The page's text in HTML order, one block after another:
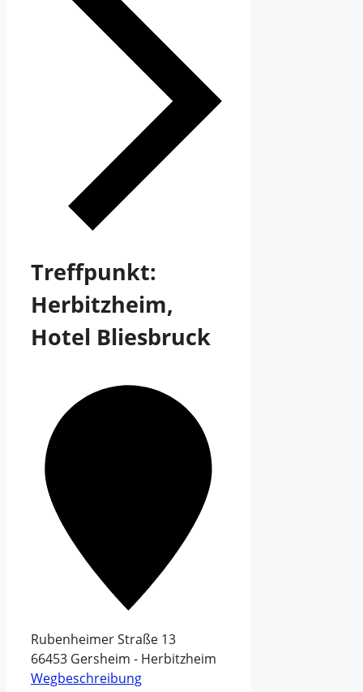
Treffpunkt:
Herbitzheim,
Hotel Bliesbruck
Rubenheimer Straße 13
66453 Gersheim - Herbitzheim
Wegbeschreibung